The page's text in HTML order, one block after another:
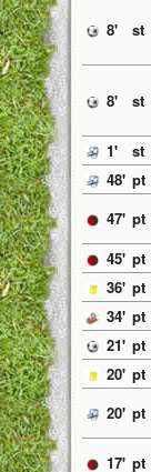
8' st
8' st
1'
st
48' pt
47' pt
45' pt
36' pt
34' pt
21' pt
20' pt
20' pt
17' pt